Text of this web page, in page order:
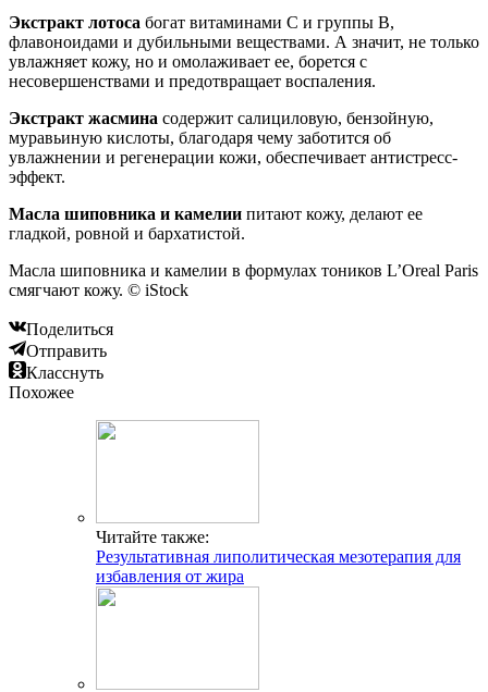
Экстракт лотоса богат витаминами С и группы В,
флавоноидами и дубильными веществами. А значит, не только
увлажняет кожу, но и омолаживает ее, борется с
несовершенствами и предотвращает воспаления.
Экстракт жасмина содержит салициловую, бензойную,
муравьиную кислоты, благодаря чему заботится об
увлажнении и регенерации кожи, обеспечивает антистресс-
эффект.
Масла шиповника и камелии питают кожу, делают ее
гладкой, ровной и бархатистой.
Масла шиповника и камелии в формулах тоников L’Oreal Paris
смягчают кожу. © iStock
Поделиться
Отправить
Класснуть
Похожее
Читайте также:
Результативная липолитическая мезотерапия для
избавления от жира